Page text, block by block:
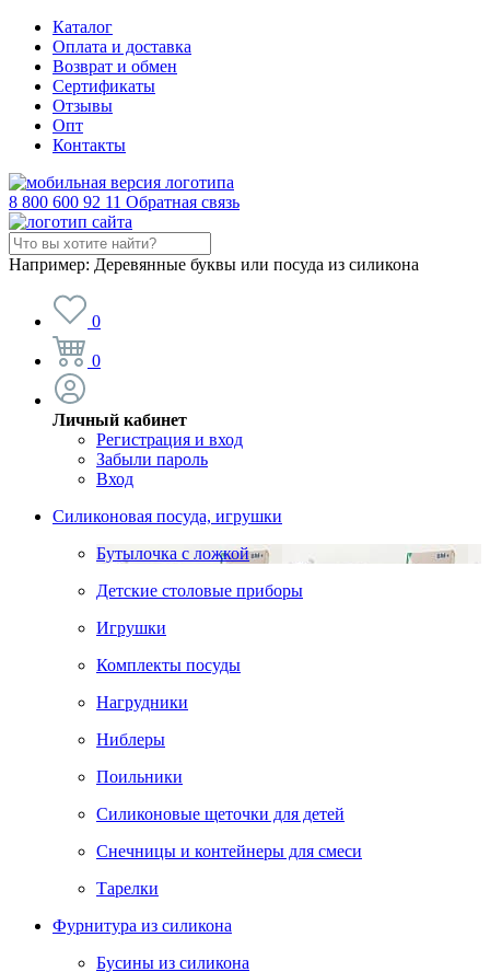
Каталог
Оплата и доставка
Возврат и обмен
Сертификаты
Отзывы
Опт
Контакты
8 800 600 92 11 Обратная связь
Например: Деревянные буквы или посуда из силикона
0
0
Личный кабинет
Регистрация и вход
Забыли пароль
Вход
Силиконовая посуда, игрушки
Бутылочка с ложкой
Детские столовые приборы
Игрушки
Комплекты посуды
Нагрудники
Ниблеры
Поильники
Силиконовые щеточки для детей
Снечницы и контейнеры для смеси
Тарелки
Фурнитура из силикона
Бусины из силикона